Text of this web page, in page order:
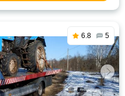
6.8 5